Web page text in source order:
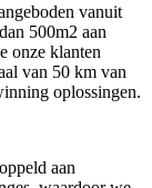
vanuit
500m2 aan
onze klanten
van 50 km van
oplossingen.
aan